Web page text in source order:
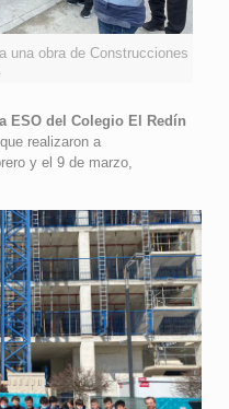
una obra de Construcciones
ESO del Colegio El Redín
realizaron a
y el 9 de marzo,